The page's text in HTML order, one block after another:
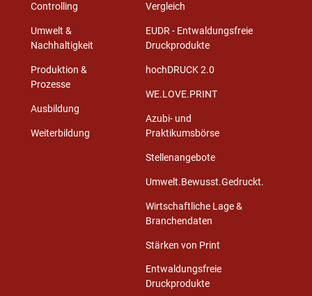
Controlling
Umwelt &
Nachhaltigkeit
Produktion &
Prozesse
Ausbildung
Weiterbildung
Vergleich
EUDR - Entwaldungsfreie
Druckprodukte
hochDRUCK 2.0
WE.LOVE.PRINT
Azubi- und
Praktikumsbörse
Stellenangebote
Umwelt.Bewusst.Gedruckt.
Wirtschaftliche Lage &
Branchendaten
Stärken von Print
Entwaldungsfreie
Druckprodukte